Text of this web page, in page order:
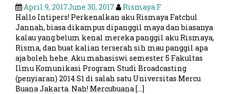
April 9, 2017June 30, 2017
Rismaya F
Hallo Intipers! Perkenalkan aku Rismaya Fatchul
Jannah, biasa dikampus dipanggil maya dan biasanya
kalau yang belum kenal mereka panggil aku Rismaya,
Risma, dan buat kalian terserah sih mau panggil apa
aja boleh hehe. Aku mahasiswi semester 5 Fakultas
Ilmu Komunikasi Program Studi Broadcasting
(penyiaran) 2014 S1 di salah satu Universitas Mercu
Buana Jakarta. Nah! Mercubuana […]